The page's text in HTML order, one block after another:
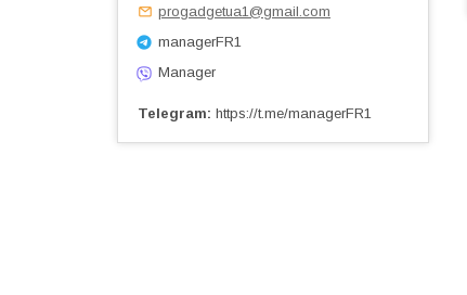
progadgetua1@gmail.com
managerFR1
Manager
Telegram https://t.me/managerFR1